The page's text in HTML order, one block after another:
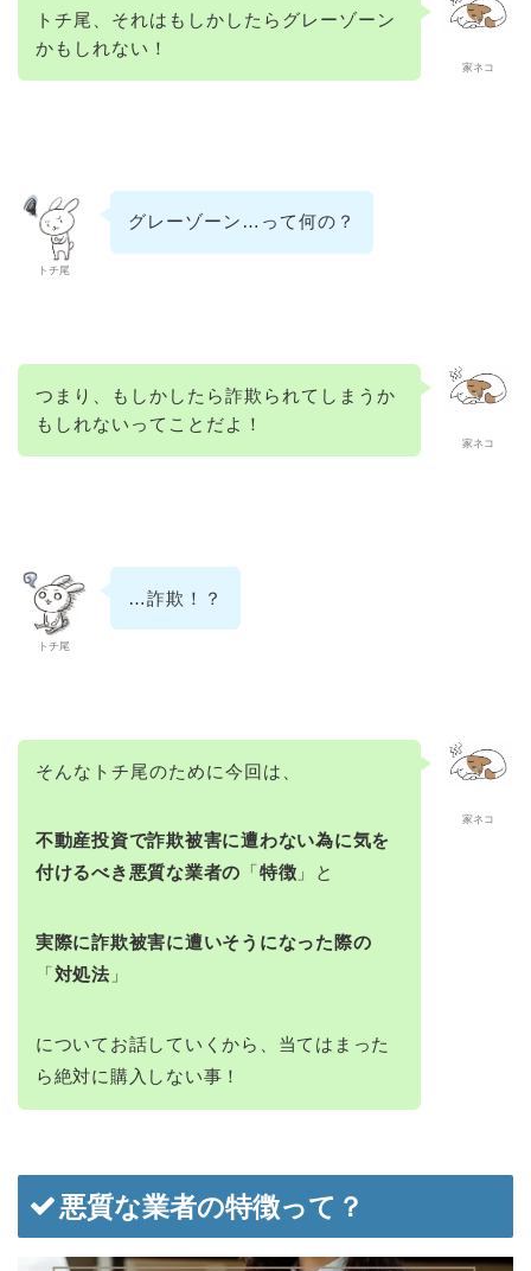
家ネコ
トチ尾、それはもしかしたらグレーゾーン
かもしれない！
トチ尾
グレーゾーン…って何の？
家ネコ
つまり、もしかしたら詐欺られてしまうか
もしれないってことだよ！
トチ尾
…詐欺！？
家ネコ
そんなトチ尾のために今回は、
不動産投資で詐欺被害に遭わない為に気を
付けるべき悪質な業者の 「特徴 」と
実際に詐欺被害に遭いそうになった際の
「対処法」
についてお話していくから、当てはまった
ら絶対に購入しない事！
悪質な業者の特徴って？